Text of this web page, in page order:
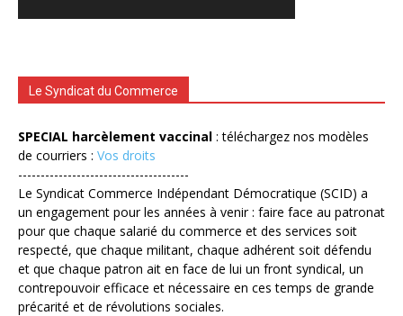
Le Syndicat du Commerce
SPECIAL harcèlement vaccinal : téléchargez nos modèles
de courriers : Vos droits
--------------------------------------
Le Syndicat Commerce Indépendant Démocratique (SCID) a
un engagement pour les années à venir : faire face au patronat
pour que chaque salarié du commerce et des services soit
respecté, que chaque militant, chaque adhérent soit défendu
et que chaque patron ait en face de lui un front syndical, un
contrepouvoir efficace et nécessaire en ces temps de grande
précarité et de révolutions sociales.